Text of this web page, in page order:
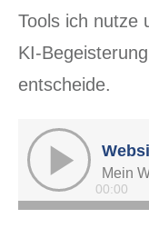
Tools ich nutze
KI-
entscheide.